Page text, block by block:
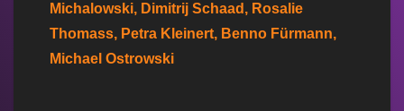
Michalowski, Dimitrij Schaad, Rosalie
Thomass, Petra Kleinert, Benno Fürmann,
Michael Ostrowski